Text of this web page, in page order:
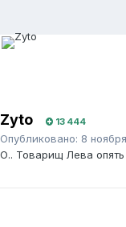
Zyto 13 444
Опубликовано: 8
О.. Товарищ Лева опять